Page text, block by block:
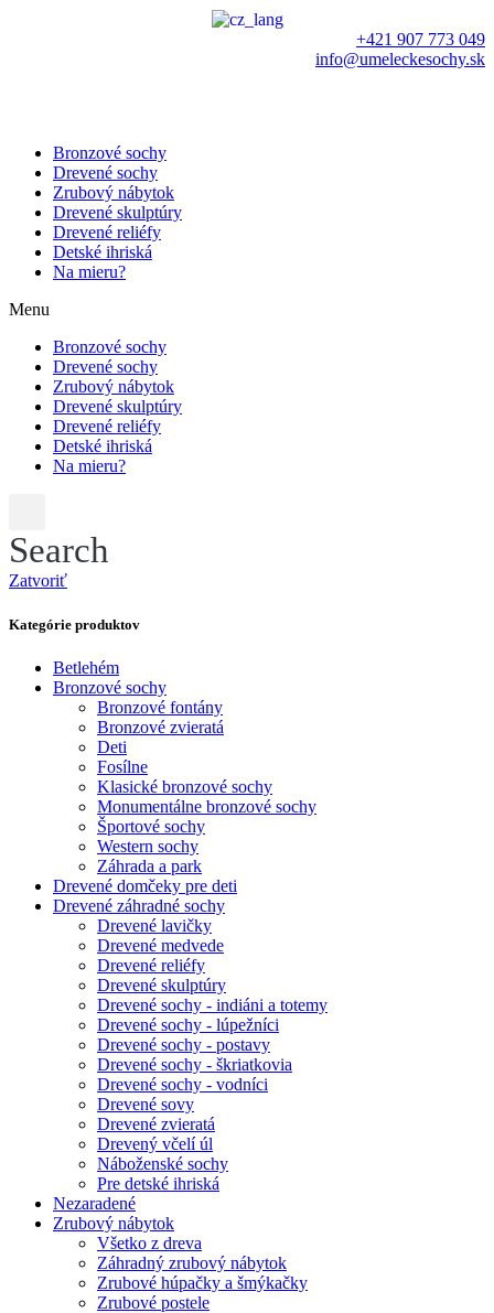
+421 907 773 049
info@umeleckesochy.sk
Bronzové sochy
Drevené sochy
Zrubový nábytok
Drevené skulptúry
Drevené reliéfy
Detské ihriská
Na mieru?
Menu
Bronzové sochy
Drevené sochy
Zrubový nábytok
Drevené skulptúry
Drevené reliéfy
Detské ihriská
Na mieru?
Search
Zatvoriť
Kategórie produktov
Betlehém
Bronzové sochy
Bronzové fontány
Bronzové zvieratá
Deti
Fosílne
Klasické bronzové sochy
Monumentálne bronzové sochy
Športové sochy
Western sochy
Záhrada a park
Drevené domčeky pre deti
Drevené záhradné sochy
Drevené lavičky
Drevené medvede
Drevené reliéfy
Drevené skulptúry
Drevené sochy - indiáni a totemy
Drevené sochy - lúpežníci
Drevené sochy - postavy
Drevené sochy - škriatkovia
Drevené sochy - vodníci
Drevené sovy
Drevené zvieratá
Drevený včelí úl
Náboženské sochy
Pre detské ihriská
Nezaradené
Zrubový nábytok
Všetko z dreva
Záhradný zrubový nábytok
Zrubové húpačky a šmýkačky
Zrubové postele